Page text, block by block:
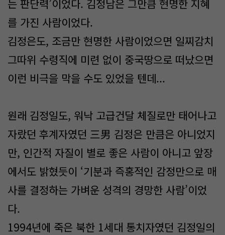
는 판단력’이었다. 김정남은 그만큼 현명한 지혜
를 가진 사람이었다.
김정은도, 조금만 현명한 사람이었으면 일찌감치
그따위 수령직에 미련 없이 중국땅으로 떠났으면
이런 비극을 막을 수도 있었을 텐데...
원래 김정일도, 워낙 고급건달 체질로만 태어나고
자랐던 후계자였던 三男 김정은 만큼은 아니었지
만, 인간적 자질이 별로 좋은 사람이 아니고 앞장
에서도 밝혔듯이 ‘기분과 즉홍적인 감정만으로 매
사를 결정하는 가벼운 성격의 경망한 사람’이었
다.
1994년에 죽은 북한 1세대 통치자였던 김정일의